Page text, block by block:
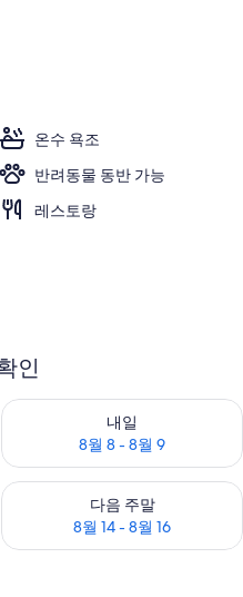
온수 욕조
반려동물 동반 가능
레스토랑
인
- 8월 8
내일
8월 8 - 8월 9
내일 예약 가능 여부 확인, 8월
7 - 8월 9
다음 주말
8월 14 - 8월 16
다음 주말 예약 가능 여부 확인,